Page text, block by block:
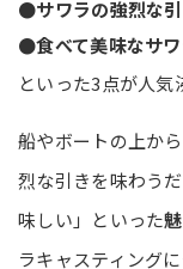
●サワラの強烈な
●食べて美味なサ
といった3点が人気
船やボートの上か
烈な引きを味わう
味しい」といった
ラキャスティング